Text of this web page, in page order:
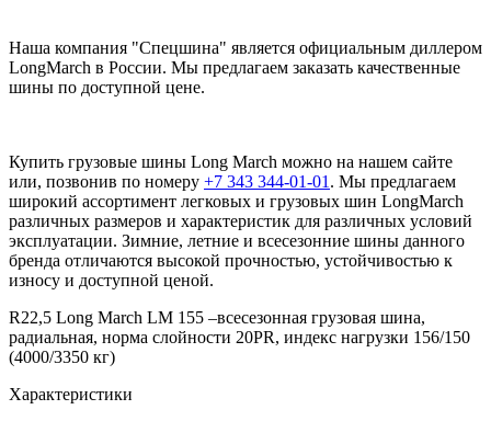
Наша компания "Спецшина" является официальным диллером
LongMarch в России. Мы предлагаем заказать качественные
шины по доступной цене.
Купить грузовые шины Long March можно на нашем сайте
или, позвонив по номеру +7 343 344-01-01 . Мы предлагаем
широкий ассортимент легковых и грузовых шин LongMarch
различных размеров и характеристик для различных условий
эксплуатации. Зимние, летние и всесезонние шины данного
бренда отличаются высокой прочностью, устойчивостью к
износу и доступной ценой.
R22,5 Long March LM 155 –всесезонная грузовая шина,
радиальная, норма слойности 20PR, индекс нагрузки 156/150
(4000/3350 кг)
Характеристики